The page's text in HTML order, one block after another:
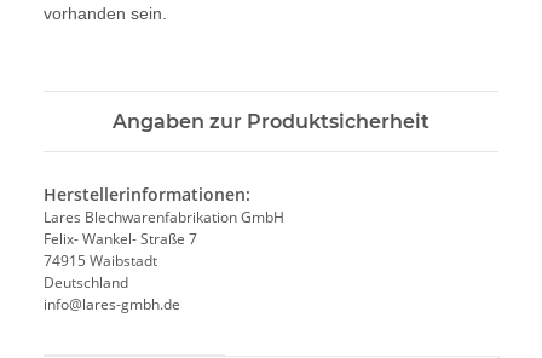
vorhanden sein.
Angaben zur Produktsicherheit
Herstellerinformationen:
Lares Blechwarenfabrikation GmbH
Felix- Wankel- Straße 7
74915 Waibstadt
Deutschland
info@lares-gmbh.de